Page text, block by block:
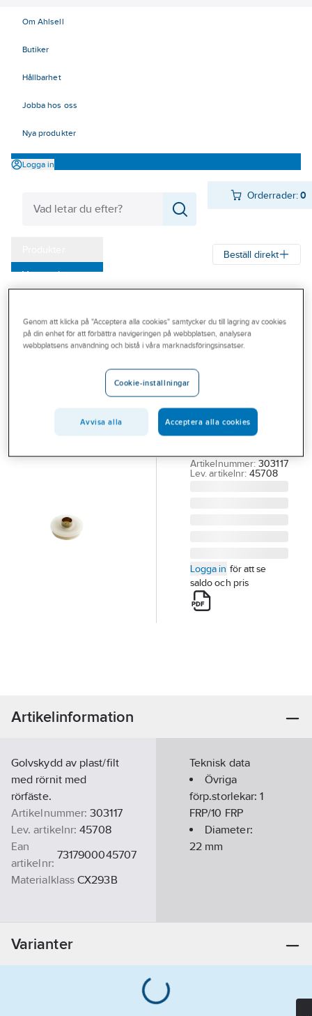
Om Ahlsell
Butiker
Hållbarhet
Jobba hos oss
Nya produkter
Logga in
Orderrader:0
Varumärken
Outlet
Branscher
Beställ direkt
HABO
GOLVSKYDD HABO
105 22MM
FILT/HYLSA RÖRNIT
Artikelnummer: 303117
Lev. artikelnr: 45708
Logga in för att se
saldo och pris
Artikelinformation
Golvskydd av plast/filt
med rörnit med
rörfäste.
Artikelnummer: 303117
Lev. artikelnr: 45708
Ean
artikelnr:
7317900045707
Materialklass CX293B
Teknisk data
Övriga
förp.storlekar:1
FRP/10 FRP
Diameter:
22 mm
Varianter
Genom att klicka på "Acceptera alla cookies" samtycker du till lagring av cookies
på din enhet för att förbättra navigeringen på webbplatsen, analysera
webbplatsens användning och bistå i våra marknadsföringsinsatser.
Cookie-inställningar
Avvisa alla Acceptera alla cookies